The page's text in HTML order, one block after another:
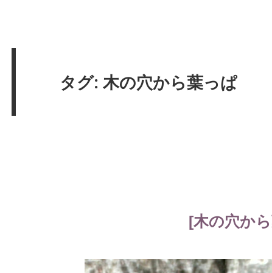
タグ: 木の穴から葉っぱ
[木の穴か